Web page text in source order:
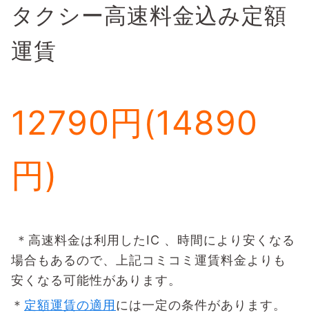
タクシー高速料金込み定額
運賃
12790円(14890
円)
＊高速料金は利用したIC 、時間により安くなる
場合もあるので、上記コミコミ運賃料金よりも
安くなる可能性があります。
＊ 定額運賃の適用には一定の条件があります。